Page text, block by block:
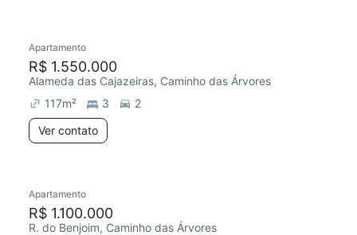
Apartamento
R$ 1.550.000
Alameda das Cajazeiras, Caminho das Árvores
117m² 3
2
Ver contato
Apartamento
R$ 1.100.000
R. do Benjoim, Caminho das Árvores